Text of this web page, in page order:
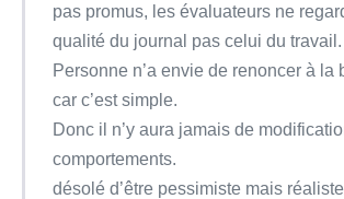
pas promus, les évaluateurs ne
qualité du journal pas celui du travail.
Personne n’a envie de renoncer à la
car c’est simple.
Donc il n’y aura jamais de
comportements.
désolé d’être pessimiste mais réaliste